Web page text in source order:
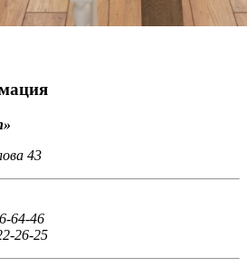
43
64-46
26-25